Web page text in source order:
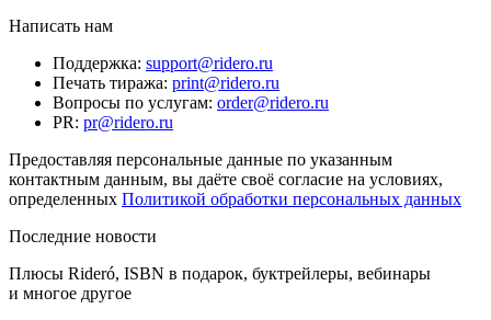
Написать нам
Поддержка: support@ridero.ru
Печать тиража: print@ridero.ru
Вопросы по услугам: order@ridero.ru
PR: pr@ridero.ru
Предоставляя персональные данные по указанным
контактным данным, вы даёте своё согласие на условиях,
определенных Политикой обработки персональных данных
Последние новости
Плюсы Rideró, ISBN в подарок, буктрейлеры, вебинары
и многое другое